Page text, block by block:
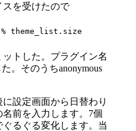
スを受けたので
% theme_list.size
トした。プラグイン名
。そのうちanonymous
設定画面から日替わり
前を入力します。7個
るぐる変化します。当